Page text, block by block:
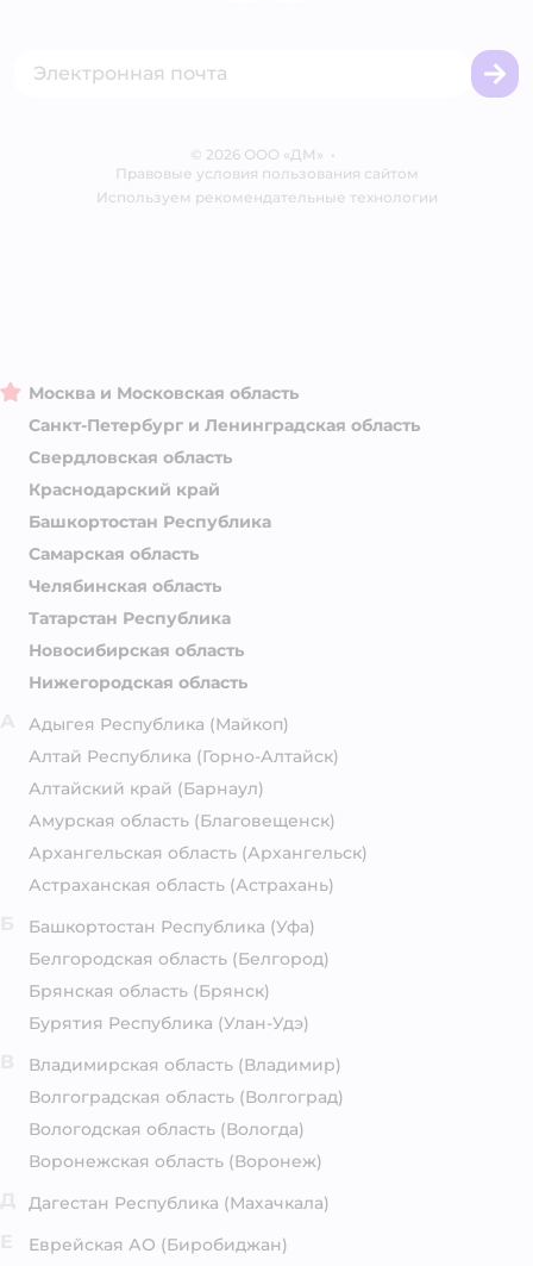
Блог
Корм для собак
© 2026 ООО «ДМ» •
Правовые условия пользования сайтом
Используем рекомендательные технологии
Москва и Московская область
Санкт-Петербург и Ленинградская область
Свердловская область
Краснодарский край
Башкортостан Республика
Самарская область
Челябинская область
Татарстан Республика
Новосибирская область
Нижегородская область
Адыгея Республика (Майкоп)
Алтай Республика (Горно-Алтайск)
Алтайский край (Барнаул)
Амурская область (Благовещенск)
Архангельская область (Архангельск)
Астраханская область (Астрахань)
Башкортостан Республика (Уфа)
Белгородская область (Белгород)
Брянская область (Брянск)
Бурятия Республика (Улан-Удэ)
Владимирская область (Владимир)
Волгоградская область (Волгоград)
Вологодская область (Вологда)
Воронежская область (Воронеж)
Дагестан Республика (Махачкала)
Еврейская АО (Биробиджан)